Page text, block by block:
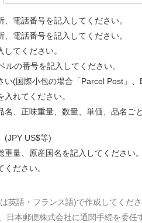
電話番号を記入してください。
電話番号を記入してください。
てください。
ルの番号を記入してください。
い(国際小包の場合「Parcel Post」
れてください。
名、正味重量、数量、単価、品名
(JPY US$等)
量、原産国名を記入してください。
ださい。
英語・フランス語)で作成してくださ
日本郵便株式会社に通関手続を委